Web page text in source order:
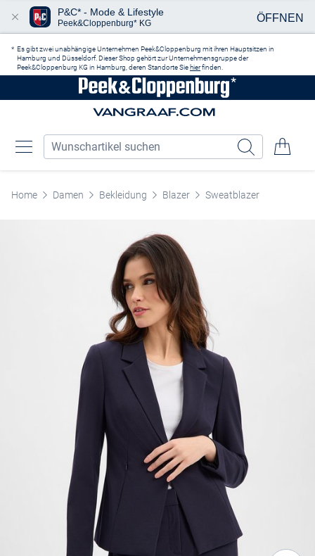
Es gibt zwei unabhängige Unternehmen Peek&Cloppenburg mit ihren Hauptsitzen in
Hamburg und Düsseldorf. Dieser Shop gehört zur Unternehmensgruppe der
Peek&Cloppenburg KG in Hamburg, deren Standorte Sie hierfinden.
Home Damen Bekleidung Blazer Sweatblazer
P&C* - Mode & Lifestyle
Peek&Cloppenburg* KG ÖFFNEN